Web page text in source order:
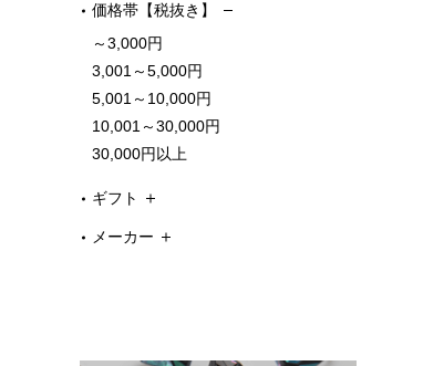
価格帯【税抜き】
～3,000円
3,001～5,000円
5,001～10,000円
10,001～30,000円
30,000円以上
ギフト
メーカー